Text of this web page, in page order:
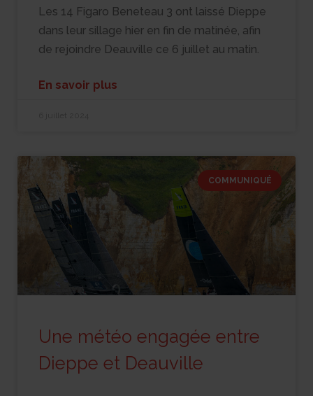
Les 14 Figaro Beneteau 3 ont laissé Dieppe
dans leur sillage hier en fin de matinée, afin
de rejoindre Deauville ce 6 juillet au matin.
En savoir plus
COMMUNIQUÉ
Une météo engagée entre
Dieppe et Deauville